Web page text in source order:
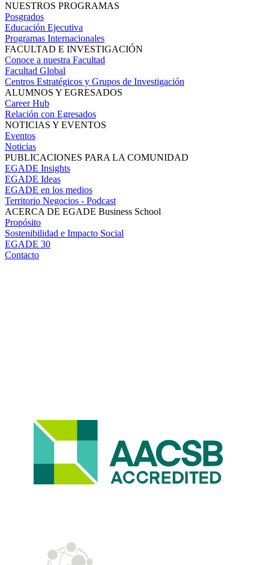
NUESTROS PROGRAMAS
Posgrados
Educación Ejecutiva
Programas Internacionales
FACULTAD E INVESTIGACIÓN
Conoce a nuestra Facultad
Facultad Global
Centros Estratégicos y Grupos de Investigación
ALUMNOS Y EGRESADOS
Career Hub
Relación con Egresados
NOTICIAS Y EVENTOS
Eventos
Noticias
PUBLICACIONES PARA LA COMUNIDAD
EGADE Insights
EGADE Ideas
EGADE en los medios
Territorio Negocios - Podcast
ACERCA DE EGADE Business School
Propósito
Sostenibilidad e Impacto Social
EGADE 30
Contacto